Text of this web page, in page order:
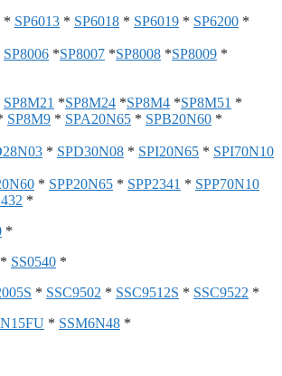
* SP6013 * SP6018 * SP6019 * SP6200 *
SP8006 *SP8007 *SP8008 *SP8009 *
SP8M21 *SP8M24 *SP8M4 *SP8M51 *
SP8M9 * SPA20N65 * SPB20N60 *
* SPD30N08 * SPI20N65 * SPI70N10
* SPP20N65 * SPP2341 * SPP70N10
*
*
* SS0540 *
* SSC9502 * SSC9512S * SSC9522 *
* SSM6N48 *